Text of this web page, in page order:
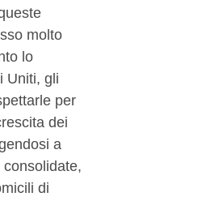
molto
lo
Uniti, gli
per
dei
a
di